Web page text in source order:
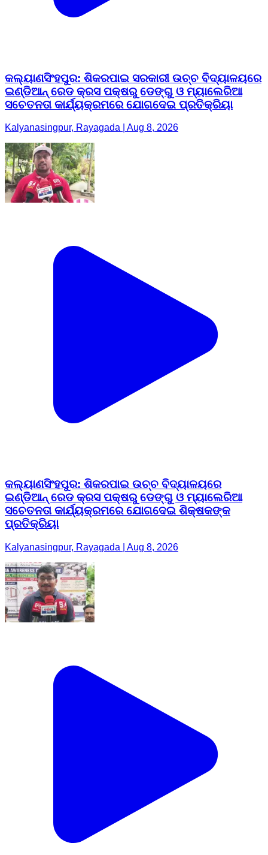
କଲ୍ୟାଣସିଂହପୁର: ଶିକରପାଇ ସରକାରୀ ଉଚ୍ଚ ବିଦ୍ୟାଳୟରେ
ଇଣ୍ଡିଆନ୍ ରେଡ କ୍ରସ ପକ୍ଷରୁ ଡେଙ୍ଗୁ ଓ ମ୍ୟାଲେରିଆ
ସଚେତନତା କାର୍ଯ୍ୟକ୍ରମରେ ଯୋଗଦେଇ ପ୍ରତିକ୍ରିୟା
Kalyanasingpur, Rayagada | Aug 8, 2026
କଲ୍ୟାଣସିଂହପୁର: ଶିକରପାଇ ଉଚ୍ଚ ବିଦ୍ୟାଳୟରେ
ଇଣ୍ଡିଆନ୍ ରେଡ କ୍ରସ ପକ୍ଷରୁ ଡେଙ୍ଗୁ ଓ ମ୍ୟାଲେରିଆ
ସଚେତନତା କାର୍ଯ୍ୟକ୍ରମରେ ଯୋଗଦେଇ ଶିକ୍ଷକଙ୍କ
ପ୍ରତିକ୍ରିୟା
Kalyanasingpur, Rayagada | Aug 8, 2026